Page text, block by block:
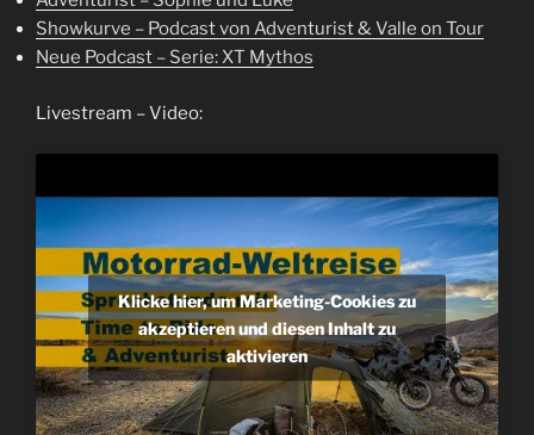
Showkurve – Podcast von Adventurist & Valle on Tour
Neue Podcast – Serie: XT Mythos
Livestream – Video:
Klicke hier, um Marketing-Cookies zu
akzeptieren und diesen Inhalt zu
aktivieren